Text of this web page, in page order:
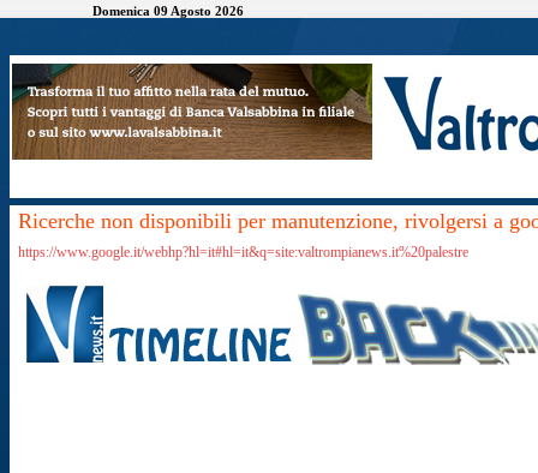
Domenica 09 Agosto 2026
Ricerche non disponibili per manutenzione, rivolgersi a
https://www.google.it/webhp?hl=it#hl=it&q=site:valtrompianews.it%20palestre